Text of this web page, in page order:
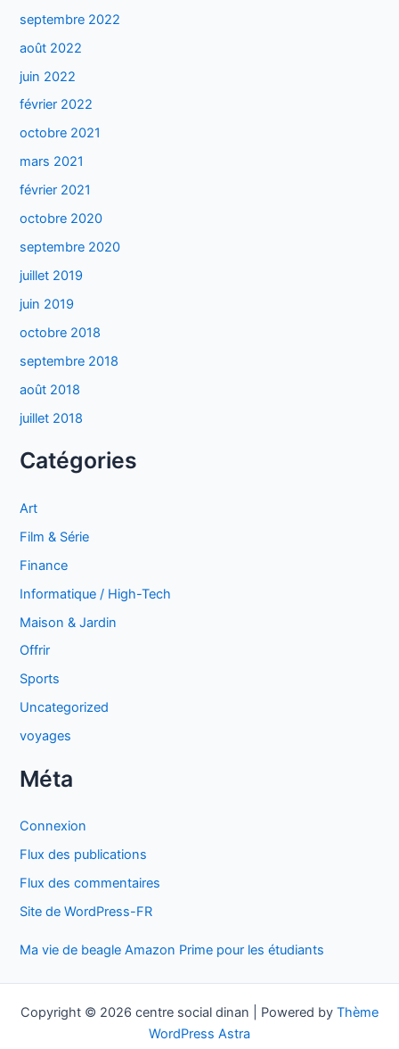
septembre 2022
août 2022
juin 2022
février 2022
octobre 2021
mars 2021
février 2021
octobre 2020
septembre 2020
juillet 2019
juin 2019
octobre 2018
septembre 2018
août 2018
juillet 2018
Catégories
Art
Film & Série
Finance
Informatique / High-Tech
Maison & Jardin
Offrir
Sports
Uncategorized
voyages
Méta
Connexion
Flux des publications
Flux des commentaires
Site de WordPress-FR
Ma vie de beagle Amazon Prime pour les étudiants
Copyright © 2026 centre social dinan | Powered by Thème
WordPress Astra